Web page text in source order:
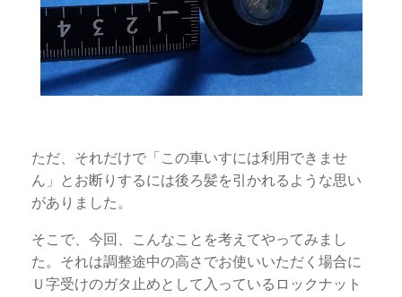
ただ、それだけで「この車いすには利用できませ
ん」とお断りするには後ろ髪を引かれるような思い
がありました。
そこで、今回、こんなことを考えてやってみまし
た。それは調整途中の高さでお使いいただく場合に
Ｕ字受けのガタ止めとして入っているロックナット